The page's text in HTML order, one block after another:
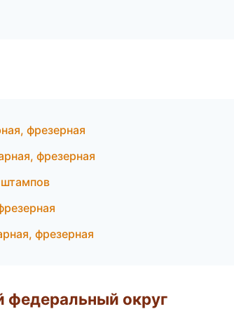
фрезерная
фрезерная
фрезерная
федеральный округ